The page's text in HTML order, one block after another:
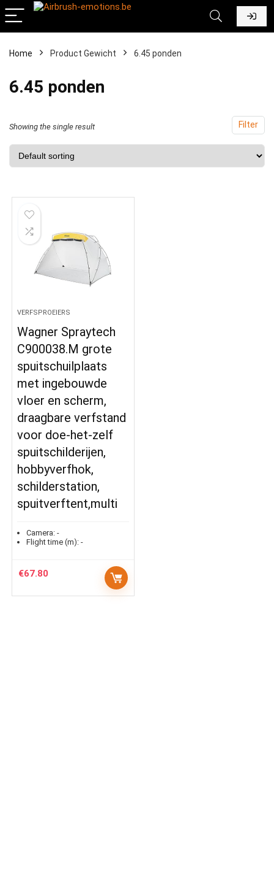
Home Product Gewicht ‎6.45 ponden
‎6.45 ponden
Filter
Showing the single result
VERFSPROEIERS
Wagner Spraytech
C900038.M grote
spuitschuilplaats
met ingebouwde
vloer en scherm,
draagbare verfstand
voor doe-het-zelf
spuitschilderijen,
hobbyverfhok,
schilderstation,
spuitverftent,multi
Camera: -
Flight time (m): -
€67.80